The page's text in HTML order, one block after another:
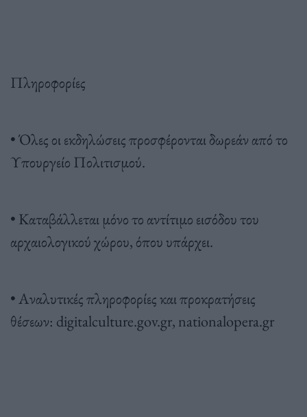
Πληροφορίες
• Όλες οι εκδηλώσεις προσφέρονται δωρεάν από το
Υπουργείο Πολιτισμού.
• Καταβάλλεται μόνο το αντίτιμο εισόδου του
αρχαιολογικού χώρου, όπου υπάρχει.
• Αναλυτικές πληροφορίες και προκρατήσεις
θέσεων: digitalculture.gov.gr, nationalopera.gr